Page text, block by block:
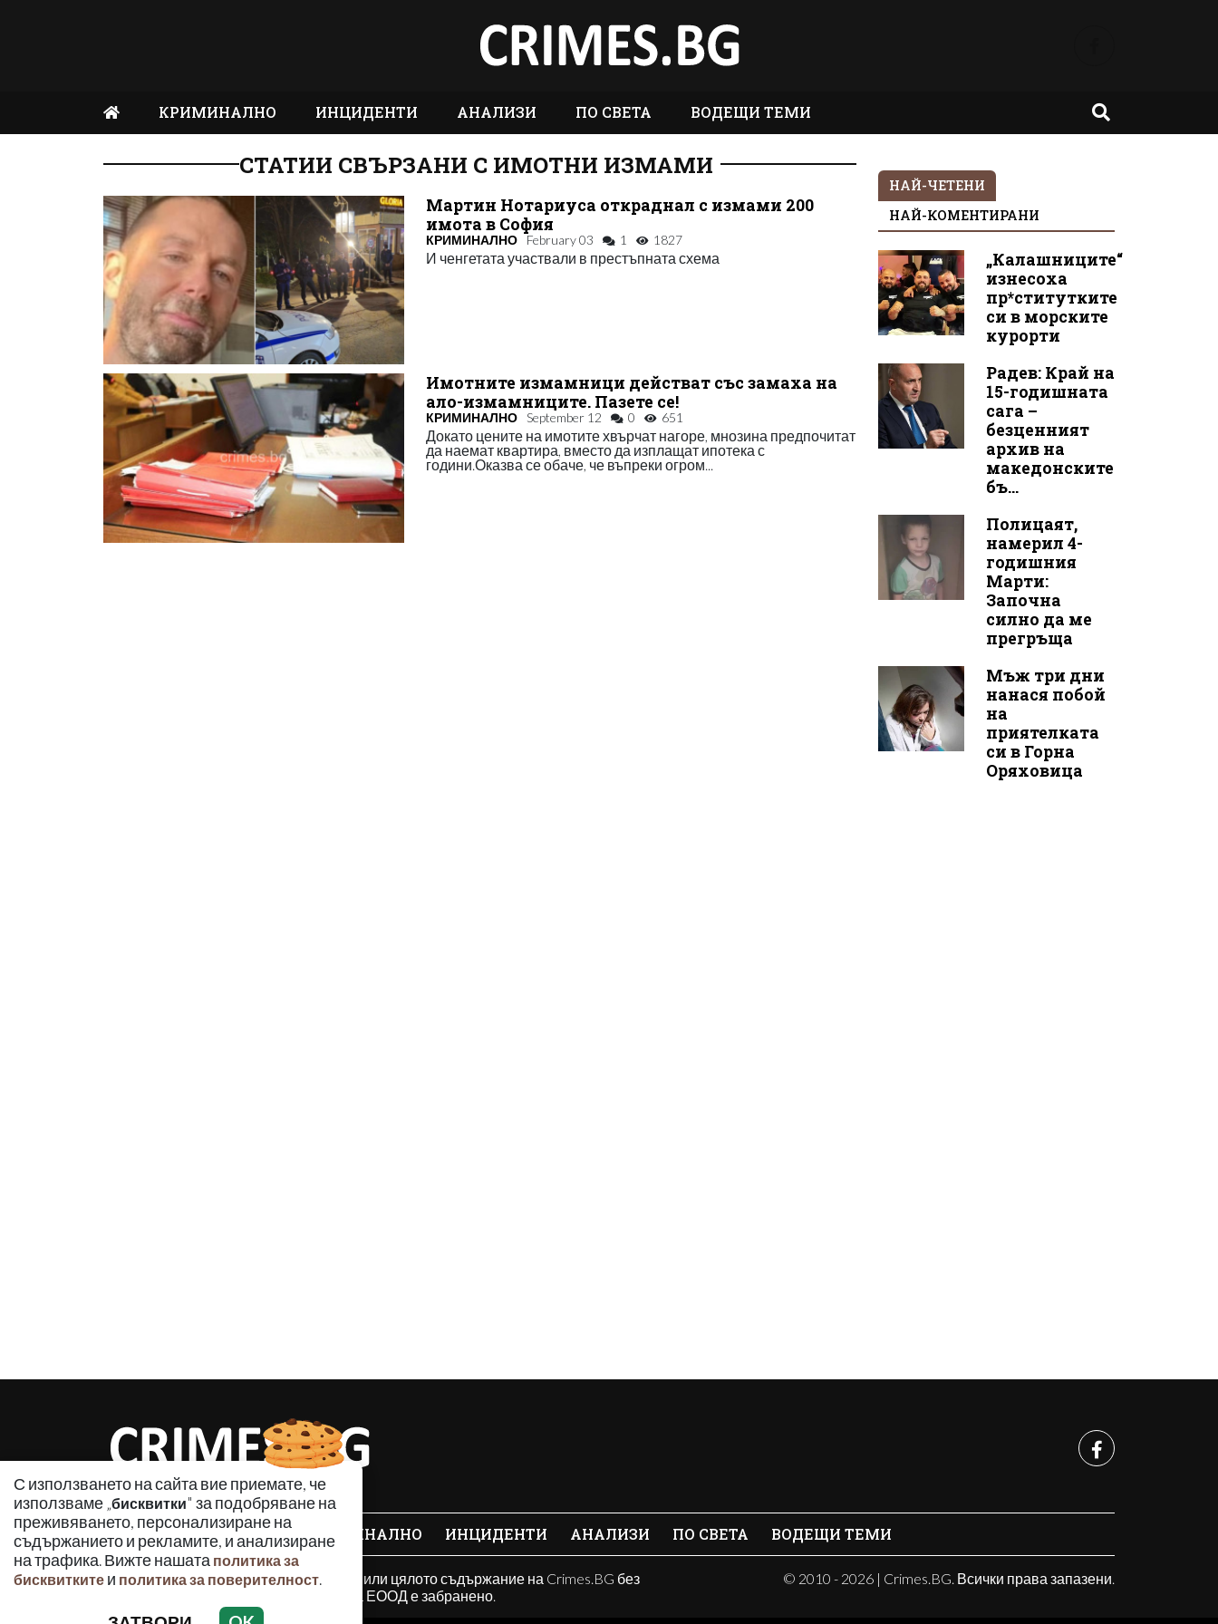
КРИМИНАЛНО ИНЦИДЕНТИ АНАЛИЗИ ПО СВЕТА ВОДЕЩИ ТЕМИ
СТАТИИ СВЪРЗАНИ С ИМОТНИ ИЗМАМИ
Мартин Нотариуса откраднал с измами 200
имота в София
КРИМИНАЛНО February 03 1 1827
И ченгетата участвали в престъпната схема
Имотните измамници действат със замаха на
ало-измамниците. Пазете се!
КРИМИНАЛНО September 12 0 651
Докато цените на имотите хвърчат нагоре, мнозина предпочитат
да наемат квартира, вместо да изплащат ипотека с
години.Оказва се обаче, че въпреки огром...
НАЙ-ЧЕТЕНИ
НАЙ-КОМЕНТИРАНИ
„Калашниците“
изнесоха
пр*ститутките
си в морските
курорти
Радев: Край на
15-годишната
сага –
безценният
архив на
македонските
бъ...
Полицаят,
намерил 4-
годишния
Марти:
Започна
силно да ме
прегръща
Мъж три дни
нанася побой
на
приятелката
си в Горна
Оряховица
С използването на сайта вие приемате, че
използваме „бисквитки" за подобряване на
преживяването, персонализиране на
съдържанието и рекламите, и анализиране
на трафика. Вижте нашата политика за
бисквитките и политика за поверителност.
КРИМИНАЛНО ИНЦИДЕНТИ АНАЛИЗИ ПО СВЕТА ВОДЕЩИ ТЕМИ
Използването и публикуването на част или цялото съдържание на Crimes.BG без
разрешение на Медийна група Асмара ЕООД е забранено.
© 2010 - 2026 | Crimes.BG. Всички права запазени.